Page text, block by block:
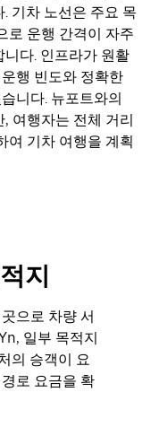
기차 노선은 주요 목
로 운행 간격이 자주
다. 인프라가 원활
행 빈도와 정확한
니다. 뉴포트와의
여행자는 전체 거리
여 기차 여행을 계획
지
으로 차량 서
일부 목적지
의 승객이 요
로 요금을 확